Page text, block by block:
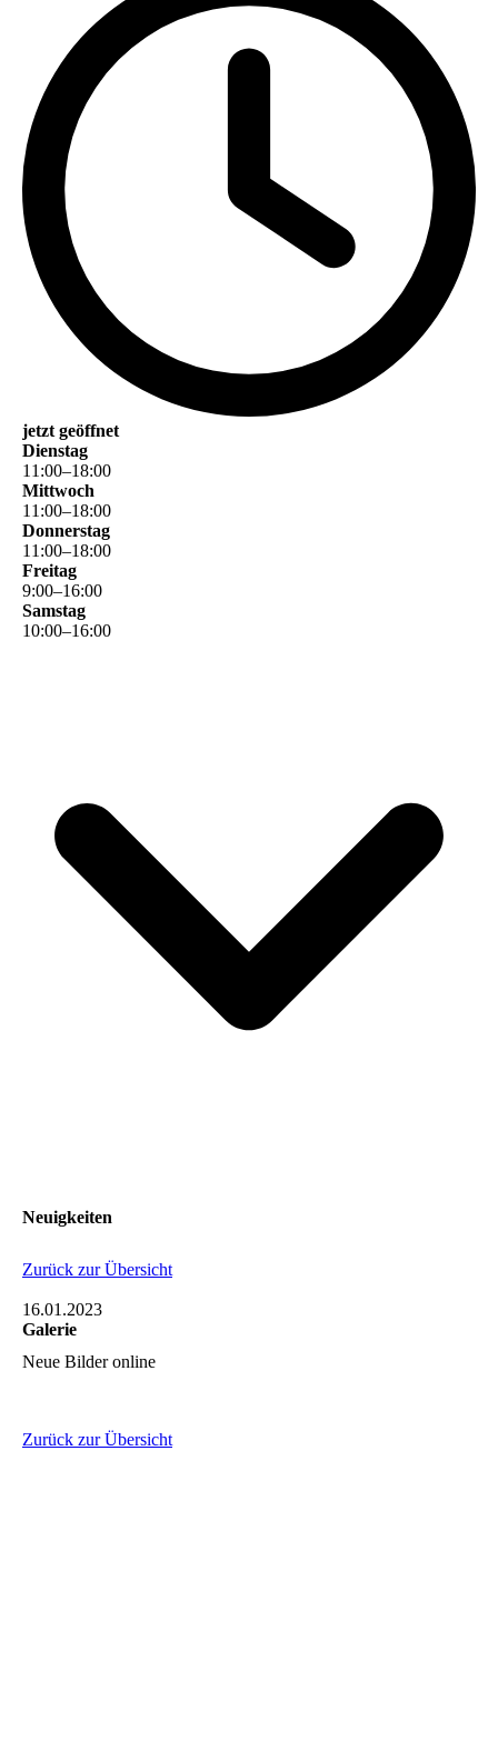
jetzt geöffnet
Dienstag
11 :00–18:00
Mittwoch
11 :00–18:00
Donnerstag
11 :00–18:00
Freitag
9:00–16:00
Samstag
10:00–16:00
Neuigkeiten
Zurück zur Übersicht
16.01.2023
Galerie
Neue Bilder online
Zurück zur Übersicht